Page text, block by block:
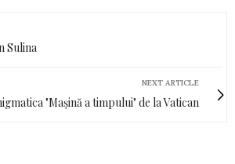
Sulina
NEXT ARTICLE
"Mașină a timpului" de la Vatican